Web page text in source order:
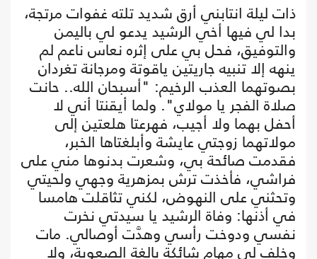
ذات ليلة انتابني أرق شديد تلته غفوات مرتجة،
بدا لي فيها أخي الرشيد يدعو لي باليمن
والتوفيق، فحل بي على إثره نعاس ناعم لم
ينهه إلا تنبيه جاريتين ياقوتة ومرجانة تغردان
بصوتهما العذب الرخيم: "أسبحان الله.. حانت
صلاة الفجر يا مولاي". ولما أيقنتا أني لا
أحفل بهما ولا أجيب، فهرعتا هلعتين إلى
مولاتهما زوجتي عايشة وأبلغتاها الخبر،
فقدمت صائحة بي، وشعرت بدنوها مني على
فراشي، فأخذت ترش بمزهرية وجهي ولحيتي
وتحثني على النهوض، لكني تثاقلت هامسا
في أذنها: وفاة الرشيد يا سيدتي نخرت
نفسي ودوخت رأسي وهدَّت أوصالي. مات
وخلف لي مهام شائكة بالغة الصعوبة، ولا